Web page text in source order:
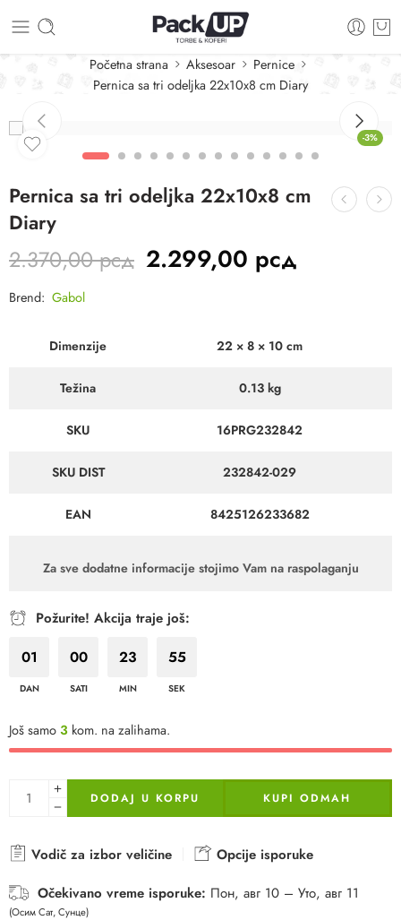
Početna strana Aksesoar
Pernice
Pernica sa tri odeljka 22x10x8 cm Diary
-3%
Pernica sa tri odeljka 22x10x8 cm
Diary
2.370,00рсд 2.299,00 рсд
Brend: Gabol
Dimenzije 22 × 8 × 10 cm
Težina 0.13 kg
SKU 16PRG232842
SKU DIST 232842-029
EAN 8425126233682
Za sve dodatne informacije stojimo Vam na raspolaganju
Požurite! Akcija traje još:
01
DAN
00
SATI
23
MIN
55
SEK
Još samo3 kom. na zalihama.
DODAJ U KORPU KUPI ODMAH
Vodič za izbor veličine
Opcije isporuke
Očekivano vreme isporuke: Пон, авг 10 – Уто, авг 11
(Осим Сат, Сунце)